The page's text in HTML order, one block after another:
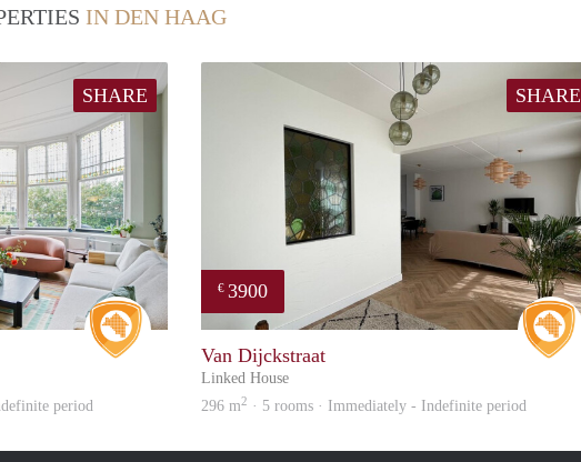
IN DEN HAAG
SHARE
period
SHARE
€ 3900
Van Dijckstraat
Linked House
296 m2 · 5 rooms · Immediately - Indefinite period